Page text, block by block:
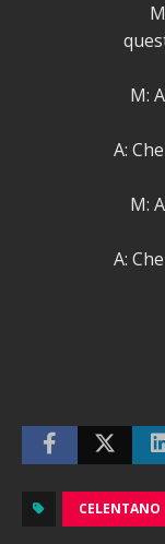
M:
A:
M:
A:
CELENTANO